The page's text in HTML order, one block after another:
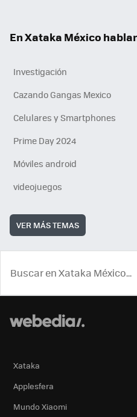
En Xataka México
Investigación
Cazando Gangas Mexico
Celulares y Smartphones
Prime Day 2024
Móviles android
videojuegos
VER MÁS TEMAS
Xataka
Applesfera
Mundo Xiaomi